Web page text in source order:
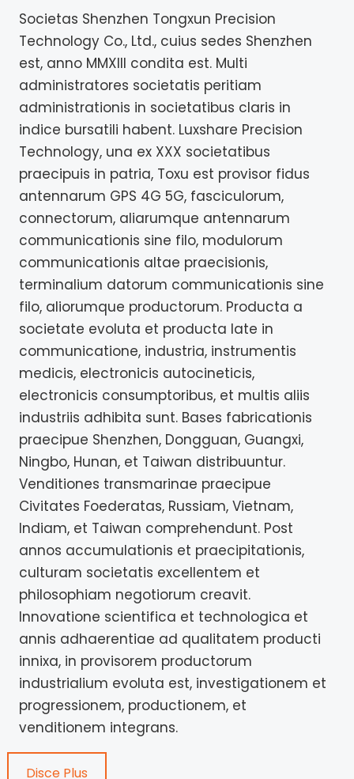
Societas Shenzhen Tongxun Precision
Technology Co., Ltd., cuius sedes Shenzhen
est, anno MMXIII condita est. Multi
administratores societatis peritiam
administrationis in societatibus claris in
indice bursatili habent. Luxshare Precision
Technology, una ex XXX societatibus
praecipuis in patria, Toxu est provisor fidus
antennarum GPS 4G 5G, fasciculorum,
connectorum, aliarumque antennarum
communicationis sine filo, modulorum
communicationis altae praecisionis,
terminalium datorum communicationis sine
filo, aliorumque productorum. Producta a
societate evoluta et producta late in
communicatione, industria, instrumentis
medicis, electronicis autocineticis,
electronicis consumptoribus, et multis aliis
industriis adhibita sunt. Bases fabricationis
praecipue Shenzhen, Dongguan, Guangxi,
Ningbo, Hunan, et Taiwan distribuuntur.
Venditiones transmarinae praecipue
Civitates Foederatas, Russiam, Vietnam,
Indiam, et Taiwan comprehendunt. Post
annos accumulationis et praecipitationis,
culturam societatis excellentem et
philosophiam negotiorum creavit.
Innovatione scientifica et technologica et
annis adhaerentiae ad qualitatem producti
innixa, in provisorem productorum
industrialium evoluta est, investigationem et
progressionem, productionem, et
venditionem integrans.
Disce Plus